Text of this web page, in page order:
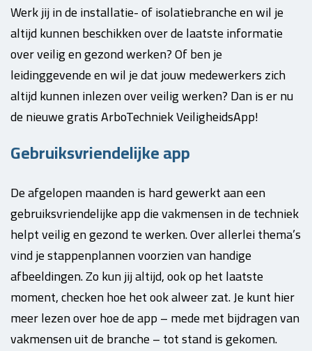
Werk jij in de installatie- of isolatiebranche en wil je
altijd kunnen beschikken over de laatste informatie
over veilig en gezond werken? Of ben je
leidinggevende en wil je dat jouw medewerkers zich
altijd kunnen inlezen over veilig werken? Dan is er nu
de nieuwe gratis ArboTechniek VeiligheidsApp!
Gebruiksvriendelijke app
De afgelopen maanden is hard gewerkt aan een
gebruiksvriendelijke app die vakmensen in de techniek
helpt veilig en gezond te werken. Over allerlei thema’s
vind je stappenplannen voorzien van handige
afbeeldingen. Zo kun jij altijd, ook op het laatste
moment, checken hoe het ook alweer zat. Je kunt hier
meer lezen over hoe de app – mede met bijdragen van
vakmensen uit de branche – tot stand is gekomen.